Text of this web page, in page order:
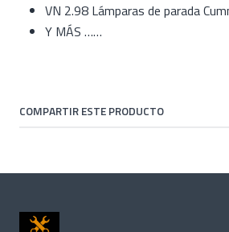
VN 2.98 Lámparas de parada
Y MÁS ……
COMPARTIR ESTE PRODUCTO